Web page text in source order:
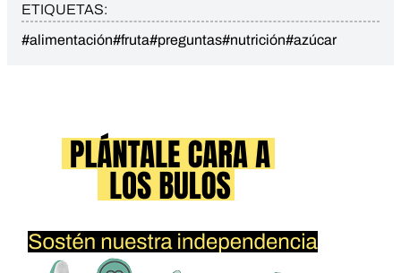
ETIQUETAS:
#alimentación#fruta#preguntas#nutrición#azúcar